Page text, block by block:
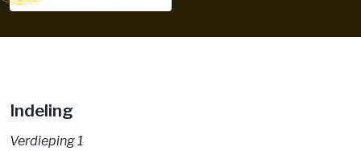
Indeling
Verdieping 1